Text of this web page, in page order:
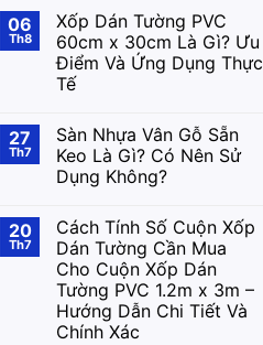
06
Th8
Xốp Dán Tường PVC
60cm x 30cm Là Gì? Ưu
Điểm Và Ứng Dụng Thực
Tế
27
Th7
Sàn Nhựa Vân Gỗ Sẵn
Keo Là Gì? Có Nên Sử
Dụng Không?
20
Th7
Cách Tính Số Cuộn Xốp
Dán Tường Cần Mua
Cho Cuộn Xốp Dán
Tường PVC 1.2m x 3m –
Hướng Dẫn Chi Tiết Và
Chính Xác